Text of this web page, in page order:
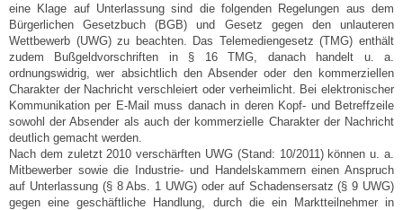
eine Klage auf Unterlassung sind die folgenden Regelungen aus dem
Bürgerlichen Gesetzbuch (BGB) und Gesetz gegen den unlauteren
Wettbewerb (UWG) zu beachten. Das Telemediengesetz (TMG) enthält
zudem Bußgeldvorschriften in § 16 TMG, danach handelt u. a.
ordnungswidrig, wer absichtlich den Absender oder den kommerziellen
Charakter der Nachricht verschleiert oder verheimlicht. Bei elektronischer
Kommunikation per E-Mail muss danach in deren Kopf- und Betreffzeile
sowohl der Absender als auch der kommerzielle Charakter der Nachricht
deutlich gemacht werden.
Nach dem zuletzt 2010 verschärften UWG (Stand: 10/2011) können u. a.
Mitbewerber sowie die Industrie- und Handelskammern einen Anspruch
auf Unterlassung (§ 8 Abs. 1 UWG) oder auf Schadensersatz (§ 9 UWG)
gegen eine geschäftliche Handlung, durch die ein Marktteilnehmer in